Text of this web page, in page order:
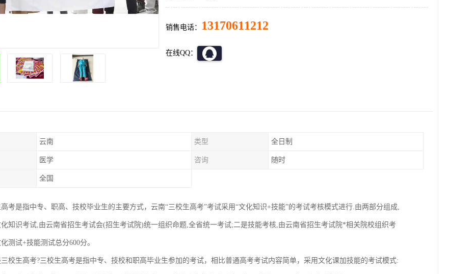
销售电话： 13170611212
在线QQ：
云南 类型 全日制
医学 咨询 随时
全国
考是指中专、职高、技校毕业生的主要方式，云南“三校生高考”考试采用“文化知识+技能”的考试考核模式进行.由两部分组成,
知识考试,由云南省招生考试会(招生考试院)统一组织命题,全省统一考试;二是技能考核,由云南省招生考试院*相关院校组织考
测试+技能测试总分600分。
校生高考?三校生高考是指中专、技校和职高毕业生参加的考试，相比普通高考考试内容简单，采用文化课加技能的考试模式: